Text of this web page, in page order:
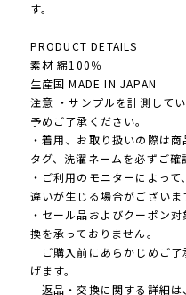
す。
PRODUCT DETAILS
素材 綿100％
生産国 MADE IN JAPAN
注意 ・サンプルを計測して
予めご了承ください。
・着用、お取り扱いの際は
タグ、洗濯ネームを必ずご確
・ご利用のモニターによっ
違いが生じる場合がございま
・セール品およびクーポン
換を承っておりません。
ご購入前にあらかじめご了
げます。
返品・交換に関する詳細は